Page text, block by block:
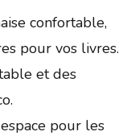
confortable,
pour vos livres.
et des
pour les